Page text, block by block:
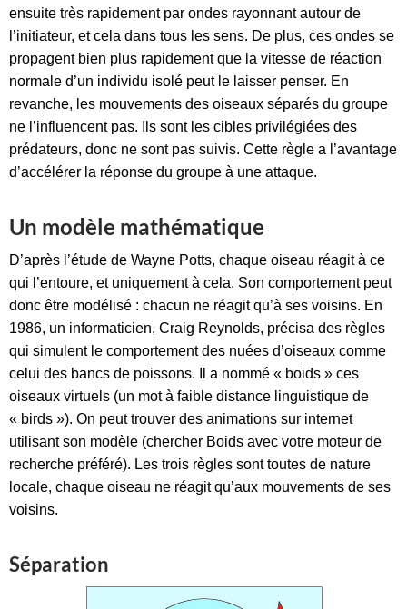
ensuite très rapidement par ondes rayonnant autour de
l’initiateur, et cela dans tous les sens. De plus, ces ondes se
propagent bien plus rapidement que la vitesse de réaction
normale d’un individu isolé peut le laisser penser. En
revanche, les mouvements des oiseaux séparés du groupe
ne l’influencent pas. Ils sont les cibles privilégiées des
prédateurs, donc ne sont pas suivis. Cette règle a l’avantage
d’accélérer la réponse du groupe à une attaque.
Un modèle mathématique
D’après l’étude de Wayne Potts, chaque oiseau réagit à ce
qui l’entoure, et uniquement à cela. Son comportement peut
donc être modélisé : chacun ne réagit qu’à ses voisins. En
1986, un informaticien, Craig Reynolds, précisa des règles
qui simulent le comportement des nuées d’oiseaux comme
celui des bancs de poissons. Il a nommé « boids » ces
oiseaux virtuels (un mot à faible distance linguistique de
« birds »). On peut trouver des animations sur internet
utilisant son modèle (chercher Boids avec votre moteur de
recherche préféré). Les trois règles sont toutes de nature
locale, chaque oiseau ne réagit qu’aux mouvements de ses
voisins.
Séparation